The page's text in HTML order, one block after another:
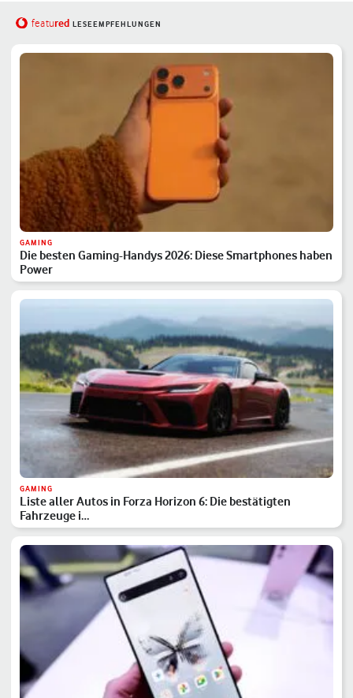
featured LESEEMPFEHLUNGEN
GAMING
Die besten Gaming-Handys 2026: Diese Smartphones haben
Power
GAMING
Liste aller Autos in Forza Horizon 6: Die bestätigten
Fahrzeuge i…